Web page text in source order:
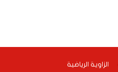
الزاوية الرياضية